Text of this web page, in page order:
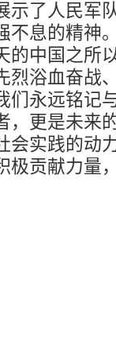
示了人民军
不息的精神
的中国之所
烈浴血奋战
们永远铭记
，更是未来
会实践的动
极贡献力量